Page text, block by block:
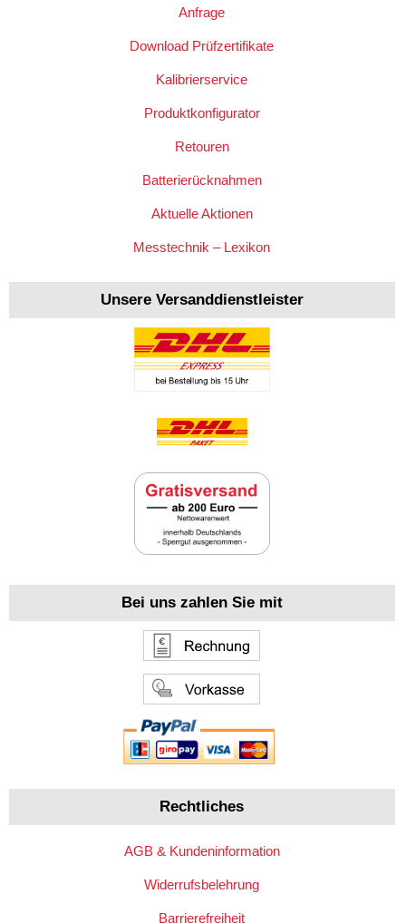
Anfrage
Download Prüfzertifikate
Kalibrierservice
Produktkonfigurator
Retouren
Batterierücknahmen
Aktuelle Aktionen
Messtechnik – Lexikon
Unsere Versanddienstleister
Bei uns zahlen Sie mit
Rechtliches
AGB & Kundeninformation
Widerrufsbelehrung
Barrierefreiheit